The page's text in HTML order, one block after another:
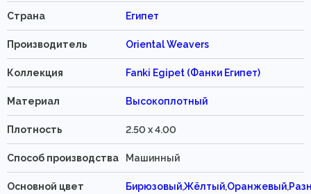
Страна Египет
Производитель Oriental Weavers
Коллекция Fanki Egipet (Фанки Египет)
Материал Высокоплотный
Плотность 2.50 x 4.00
Способ производства Машинный
Основной цвет Бирюзовый,Жёлтый,Оранжевый,